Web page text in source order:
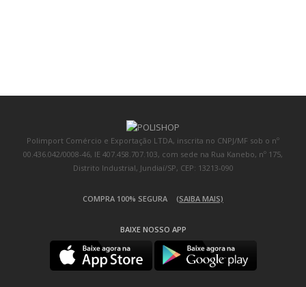
Polimport Comércio e Exportação LTDA, inscrita no CNPJ/MF sob o nº
00.436.042/0008-46, IE 407.458.707.103, com sede na Rua Kanebo, nº 175,
Distrito Industrial, Jundiaí/SP, CEP: 13213-090
COMPRA 100% SEGURA (SAIBA MAIS)
BAIXE NOSSO APP